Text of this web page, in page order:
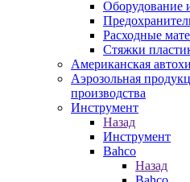
Оборудование
Расходные
Стяжки
Американская
Аэрозольная
производства
Инструмент
Назад
Инструмент
Bahco
Назад